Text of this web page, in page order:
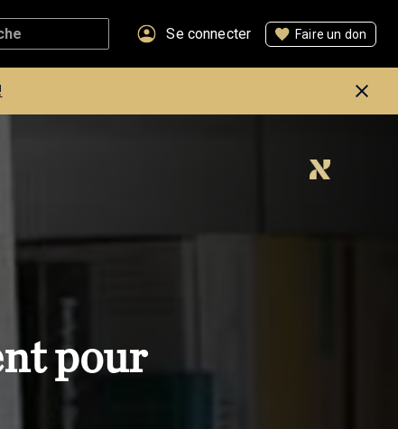
Se connecter Faire un don
pour